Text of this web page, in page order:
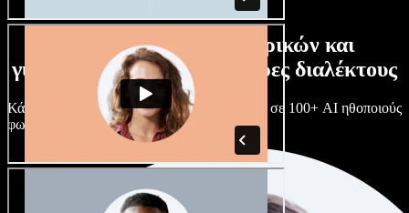
Τεράστια συλλογή ανδρικών και
γυναικείων φωνών με άπειρες διαλέκτους
Κάθε έργο είναι μοναδικό. Διάλεξε ανάμεσα σε 100+ AI ηθοποιούς
φωνής & διαλέκτους και κάν’ τους όπως θες.